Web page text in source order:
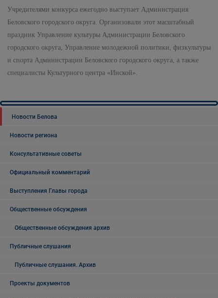
Учредителями конкурса ежегодно выступает Администрация
Беловского городского округа. Организовали этот масштабный
праздник Управление культуры Администрации Беловского
городского округа, Управление молодежной политики, физкультуры
и спорта Администрации Беловского городского округа, а также
специалисты Культурного центра «Инской».
Новости Белова
Новости региона
Консультативные советы
Официальный комментарий
Выступления Главы города
Общественные обсуждения
Общественные обсуждения архив
Публичные слушания
Публичные слушания. Архив
Проекты документов